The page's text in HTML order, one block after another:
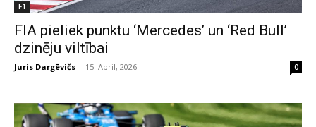
F1
FIA pieliek punktu ‘Mercedes’ un ‘Red Bull’
dzinēju viltībai
Juris Dargēvičs - 15. April, 2026 0